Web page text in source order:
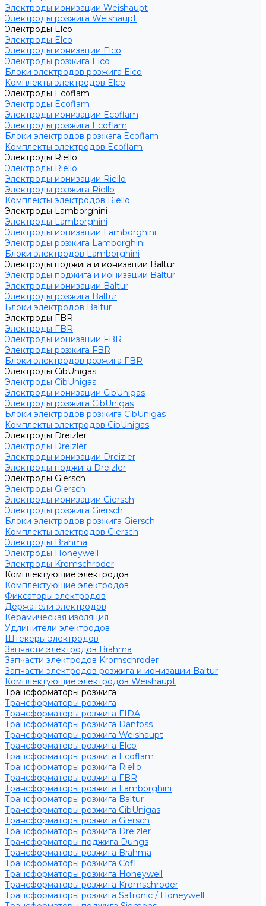
Электроды ионизации Weishaupt
Электроды розжига Weishaupt
Электроды Elco
Электроды Elco
Электроды ионизации Elco
Электроды розжига Elco
Блоки электродов розжига Elco
Комплекты электродов Elco
Электроды Ecoflam
Электроды Ecoflam
Электроды ионизации Ecoflam
Электроды розжига Ecoflam
Блоки электродов розжага Ecoflam
Комплекты электродов Ecoflam
Электроды Riello
Электроды Riello
Электроды ионизации Riello
Электроды розжига Riello
Комплекты электродов Riello
Электроды Lamborghini
Электроды Lamborghini
Электроды ионизации Lamborghini
Электроды розжига Lamborghini
Блоки электродов Lamborghini
Электроды поджига и ионизации Baltur
Электроды поджига и ионизации Baltur
Электроды ионизации Baltur
Электроды розжига Baltur
Блоки электродов Baltur
Электроды FBR
Электроды FBR
Электроды ионизации FBR
Электроды розжига FBR
Блоки электродов розжига FBR
Электроды CibUnigas
Электроды CibUnigas
Электроды ионизации CibUnigas
Электроды розжига CibUnigas
Блоки электродов розжига CibUnigas
Комплекты электродов CibUnigas
Электроды Dreizler
Электроды Dreizler
Электроды ионизации Dreizler
Электроды поджига Dreizler
Электроды Giersch
Электроды Giersch
Электроды ионизации Giersch
Электроды розжига Giersch
Блоки электродов розжига Giersch
Комплекты электродов Giersch
Электроды Brahma
Электроды Honeywell
Электроды Kromschroder
Комплектующие электродов
Комплектующие электродов
Фиксаторы электродов
Держатели электродов
Керамическая изоляция
Удлинители электродов
Штекеры электродов
Запчасти электродов Brahma
Запчасти электродов Kromschroder
Запчасти электродов розжига и ионизации Baltur
Комплектующие электродов Weishaupt
Трансформаторы розжига
Трансформаторы розжига
Трансформаторы розжига FIDA
Трансформаторы розжига Danfoss
Трансформаторы розжига Weishaupt
Трансформаторы розжига Elco
Трансформаторы розжига Ecoflam
Трансформаторы розжига Riello
Трансформаторы розжига FBR
Трансформаторы розжига Lamborghini
Трансформаторы розжига Baltur
Трансформаторы розжига CibUnigas
Трансформаторы розжига Giersch
Трансформаторы розжига Dreizler
Трансформаторы поджига Dungs
Трансформаторы розжига Brahma
Трансформаторы розжига Cofi
Трансформаторы розжига Honeywell
Трансформаторы розжига Kromschroder
Трансформаторы розжига Satronic / Honeywell